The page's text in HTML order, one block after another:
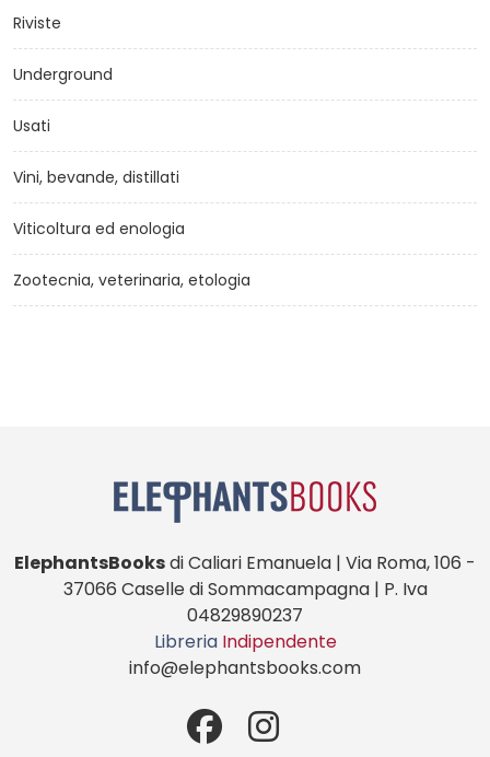
Riviste
Underground
Usati
Vini, bevande, distillati
Viticoltura ed enologia
Zootecnia, veterinaria, etologia
ElephantsBooksdi Caliari Emanuela | Via Roma, 106 -
37066 Caselle di Sommacampagna | P. Iva
04829890237
Libreria Indipendente
info@elephantsbooks.com